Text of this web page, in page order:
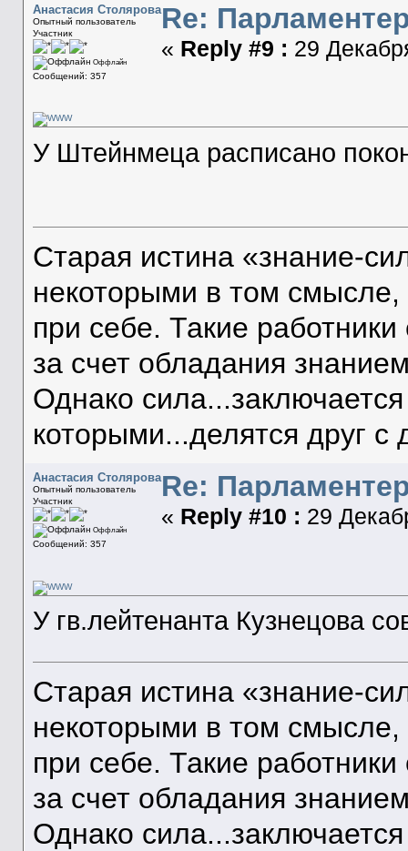
Анастасия Столярова
Опытный пользователь
Участник
Оффлайн
Сообщений: 357
Re:
« Reply #9 : 29
У Штейнмеца расписано
Старая истина «знание-
некоторыми в том смысле,
при себе. Такие
за счет обладания
Однако
которыми...делятся друг с
Анастасия Столярова
Опытный пользователь
Участник
Оффлайн
Сообщений: 357
Re:
« Reply #10 : 29
У гв.лейтенанта Кузнецова
Старая истина «знание-
некоторыми в том смысле,
при себе. Такие
за счет обладания
Однако